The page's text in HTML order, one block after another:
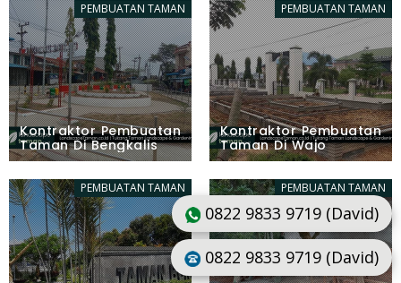
PEMBUATAN TAMAN
Kontraktor Pembuatan
Taman Di Bengkalis
PEMBUATAN TAMAN
Kontraktor Pembuatan
Taman Di Wajo
PEMBUATAN TAMAN PEMBUATAN TAMAN
0822 9833 9719 (David)
0822 9833 9719 (David)